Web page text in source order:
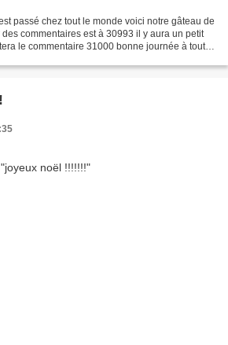
passé chez tout le monde voici notre gâteau de
commentaires est à 30993 il y aura un petit
le commentaire 31000 bonne journée à toutes